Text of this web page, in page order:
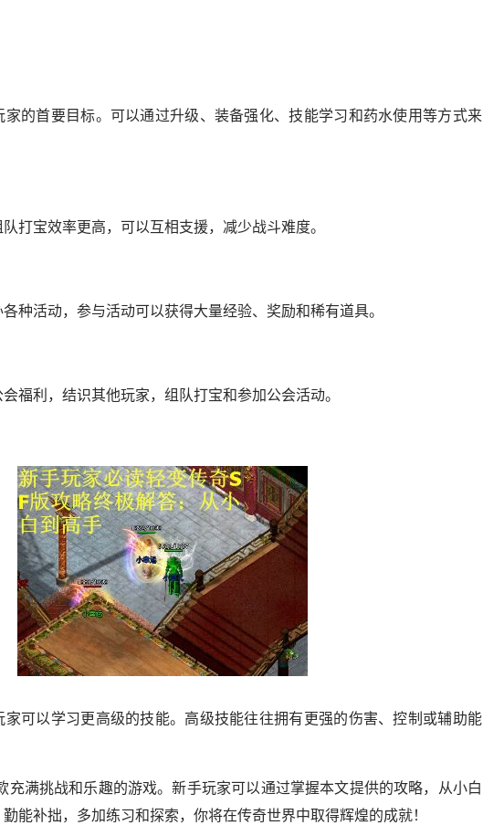
家的首要目标。可以通过升级、装备强化、技能学习和药水使用等方式来
打宝效率更高，可以互相支援，减少战斗难度。
种活动，参与活动可以获得大量经验、奖励和稀有道具。
福利，结识其他玩家，组队打宝和参加公会活动。
家可以学习更高级的技能。高级技能往往拥有更强的伤害、控制或辅助能
充满挑战和乐趣的游戏。新手玩家可以通过掌握本文提供的攻略，从小白
能补拙，多加练习和探索，你将在传奇世界中取得辉煌的成就！